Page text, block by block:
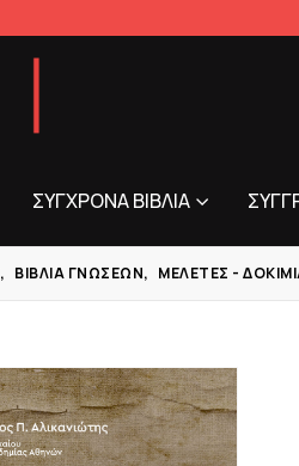
ΣΎΓΧΡΟΝΑ ΒΙΒΛΊΑ
, ΒΙΒΛΊΑ ΓΝΏΣΕΩΝ, ΜΕΛΈΤΕΣ -